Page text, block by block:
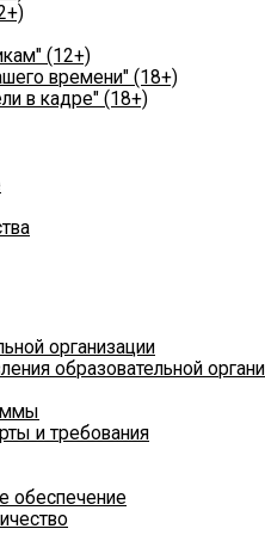
(12+)
времени" (18+)
в кадре" (18+)
организации
образовательной
и требования
обеспечение